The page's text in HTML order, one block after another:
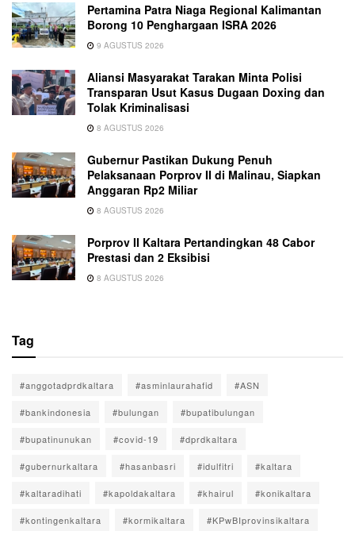
Pertamina Patra Niaga Regional Kalimantan
Borong 10 Penghargaan ISRA 2026
9 AGUSTUS 2026
Aliansi Masyarakat Tarakan Minta Polisi
Transparan Usut Kasus Dugaan Doxing dan
Tolak Kriminalisasi
8 AGUSTUS 2026
Gubernur Pastikan Dukung Penuh
Pelaksanaan Porprov II di Malinau, Siapkan
Anggaran Rp2 Miliar
8 AGUSTUS 2026
Porprov II Kaltara Pertandingkan 48 Cabor
Prestasi dan 2 Eksibisi
8 AGUSTUS 2026
Tag
#anggotadprdkaltara #asminlaurahafid #ASN
#bankindonesia #bulungan #bupatibulungan
#bupatinunukan #covid-19 #dprdkaltara
#gubernurkaltara #hasanbasri #idulfitri #kaltara
#kaltaradihati #kapoldakaltara #khairul #konikaltara
#kontingenkaltara #kormikaltara #KPwBIprovinsikaltara